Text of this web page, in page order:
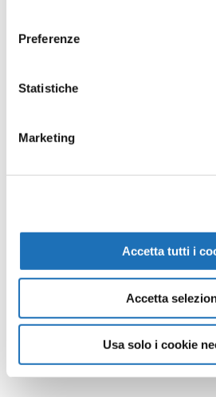
Preferenze
Statistiche
Marketing
Accetta tutti i
Accetta
Usa solo i cookie
Opere
Guarda tutte le